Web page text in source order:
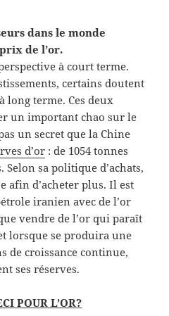
dans le monde
de l’or.
à court terme.
certains doutent
terme. Ces deux
un important chao sur le
un secret que la Chine
d’or : de 1054 tonnes
Selon sa politique d’achats,
afin d’acheter plus. Il est
iranien avec de l’or
vendre de l’or qui paraît
lorsque se produira une
de croissance continue,
ses réserves.
POUR L’OR?